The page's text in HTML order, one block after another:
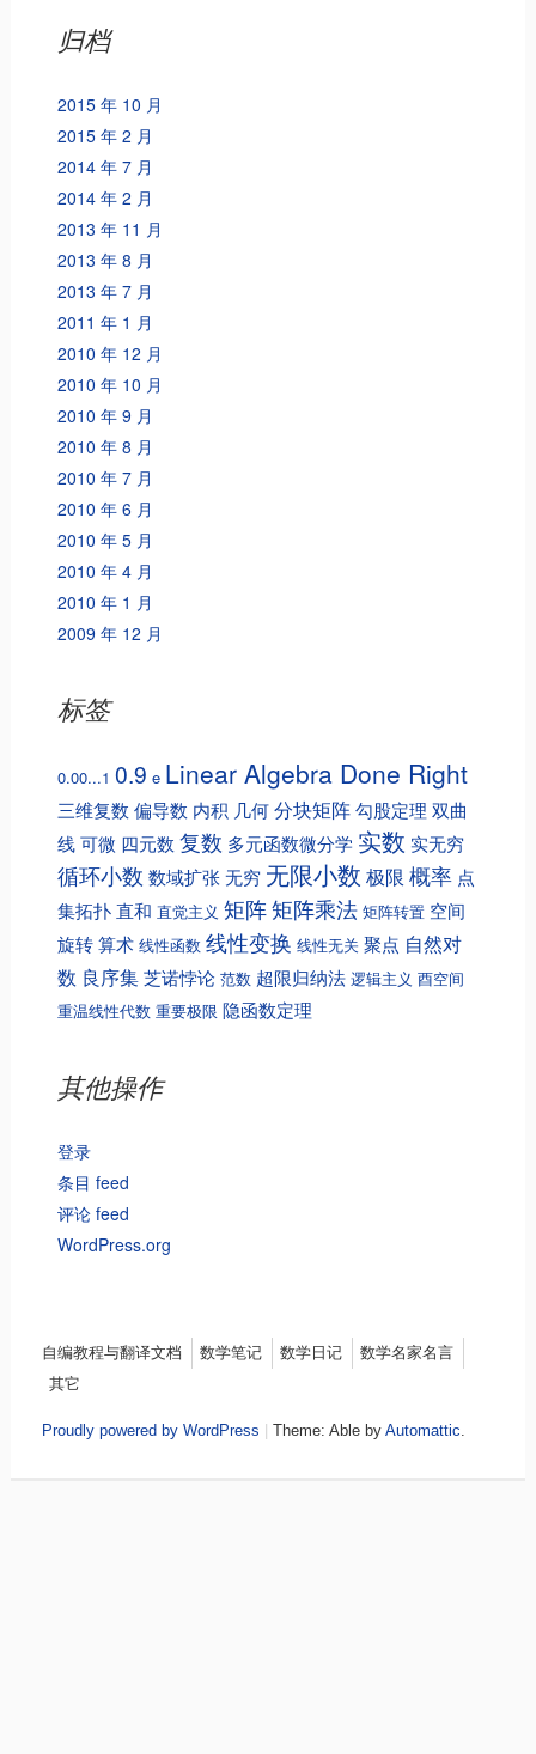
归档
2015 年 10 月
2015 年 2 月
2014 年 7 月
2014 年 2 月
2013 年 11 月
2013 年 8 月
2013 年 7 月
2011 年 1 月
2010 年 12 月
2010 年 10 月
2010 年 9 月
2010 年 8 月
2010 年 7 月
2010 年 6 月
2010 年 5 月
2010 年 4 月
2010 年 1 月
2009 年 12 月
标签
0.00...1 0.9 e Linear Algebra Done Right
三维复数 偏导数 内积 几何分块矩阵勾股定理 双曲
线可微 四元数 复数 多元函数微分学 实数 实无穷
循环小数 数域扩张无穷 无限小数 极限 概率 点
集拓扑直和 直觉主义 矩阵矩阵乘法 矩阵转置 空间
旋转算术 线性函数 线性变换 线性无关 聚点 自然对
数 良序集芝诺悖论 范数 超限归纳法 逻辑主义 酉空间
重温线性代数 重要极限 隐函数定理
其他操作
登录
条目 feed
评论 feed
WordPress.org
Menu
自编教程与翻译文档 数学笔记 数学日记
数学名家名言
其它
Proudly powered by WordPress Theme: Able by Automattic.